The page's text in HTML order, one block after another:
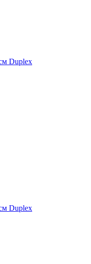
Duplex
Duplex